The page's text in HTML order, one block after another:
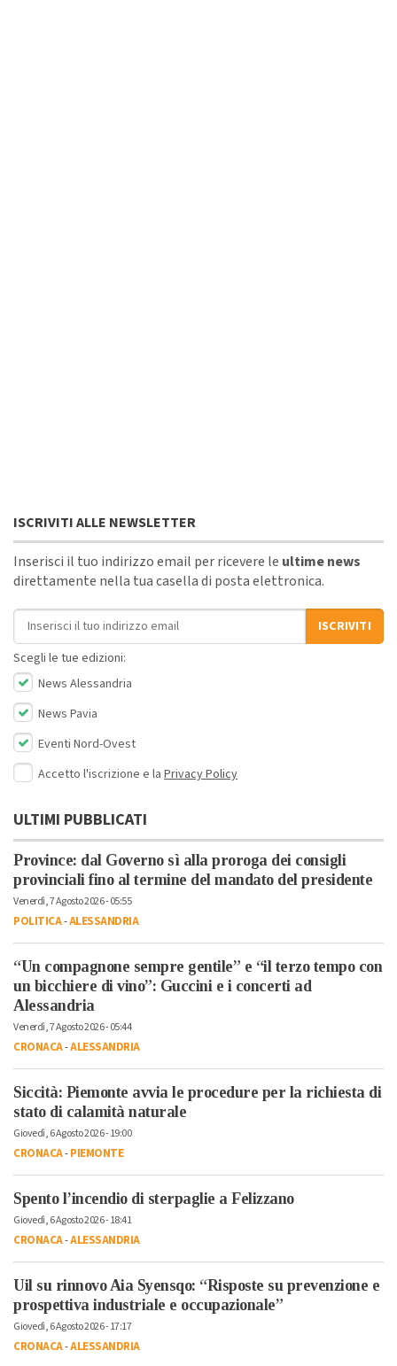
ISCRIVITI ALLE NEWSLETTER
Inserisci il tuo indirizzo email per ricevere le ultime news
direttamente nella tua casella di posta elettronica.
Indirizzo email
ISCRIVITI
Scegli le tue edizioni:
News Alessandria
News Pavia
Eventi Nord-Ovest
Accetto l'iscrizione e la Privacy Policy
ULTIMI PUBBLICATI
Province: dal Governo sì alla proroga dei consigli
provinciali fino al termine del mandato del presidente
Venerdì, 7 Agosto 2026 - 05:55
POLITICA-ALESSANDRIA
“Un compagnone sempre gentile” e “il terzo tempo con
un bicchiere di vino”: Guccini e i concerti ad
Alessandria
Venerdì, 7 Agosto 2026 - 05:44
CRONACA-ALESSANDRIA
Siccità: Piemonte avvia le procedure per la richiesta di
stato di calamità naturale
Giovedì, 6 Agosto 2026 - 19:00
CRONACA-PIEMONTE
Spento l’incendio di sterpaglie a Felizzano
Giovedì, 6 Agosto 2026 - 18:41
CRONACA-ALESSANDRIA
Uil su rinnovo Aia Syensqo: “Risposte su prevenzione e
prospettiva industriale e occupazionale”
Giovedì, 6 Agosto 2026 - 17:17
CRONACA-ALESSANDRIA